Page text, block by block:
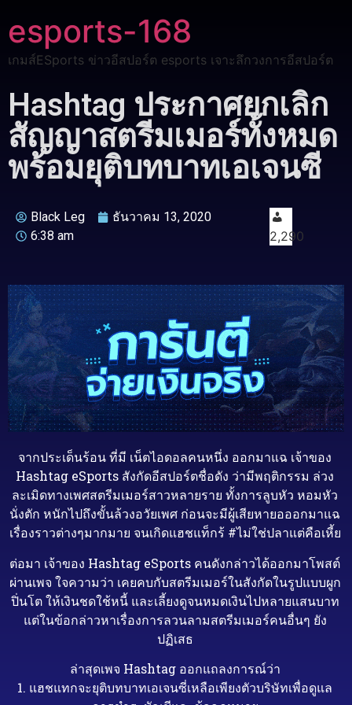
esports-168
เกมส์ESports ข่าวอีสปอร์ต esports เจาะลึกวงการอีสปอร์ต
Hashtag ประกาศยกเลิก
สัญญาสตรีมเมอร์ทั้งหมด
พร้อมยุติบทบาทเอเจนซี
Black Leg
ธันวาคม 13, 2020
6:38 am
2,290
จากประเด็นร้อน ที่มี เน็ตไอดอลคนหนึ่ง ออกมาแฉ เจ้าของ
Hashtag eSports สังกัดอีสปอร์ตชื่อดัง ว่ามีพฤติกรรม ล่วง
ละเมิดทางเพศสตรีมเมอร์สาวหลายราย ทั้งการลูบหัว หอมหัว
นั่งตัก หนักไปถึงขั้นล้วงอวัยเพศ ก่อนจะมีผู้เสียหายอออกมาแฉ
เรื่องราวต่างๆมากมาย จนเกิดแฮชแท็กร้ #ไม่ใช่ปลาแต่คือเหี้ย
ต่อมา เจ้าของ Hashtag eSports คนดังกล่าวได้ออกมาโพสต์
ผ่านเพจ ใจความว่า เคยคบกับสตรีมเมอร์ในสังกัดในรูปแบบผูก
ปิ่นโต ให้เงินชดใช้หนี้ และเลี้ยงดูจนหมดเงินไปหลายแสนบาท
แต่ในข้อกล่าวหาเรื่องการลวนลามสตรีมเมอร์คนอื่นๆ ยัง
ปฏิเสธ
ล่าสุดเพจ Hashtag ออกแถลงการณ์ว่า
1. แฮชแทกจะยุติบทบาทเอเจนซี่เหลือเพียงตัวบริษัทเพื่อดูแล